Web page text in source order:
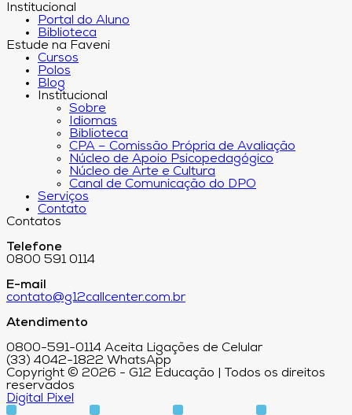
Institucional
Portal do Aluno
Biblioteca
Estude na Faveni
Cursos
Polos
Blog
Institucional
Sobre
Idiomas
Biblioteca
CPA – Comissão Própria de Avaliação
Núcleo de Apoio Psicopedagógico
Núcleo de Arte e Cultura
Canal de Comunicação do DPO
Serviços
Contato
Contatos
Telefone
0800 591 0114
E-mail
contato@g12callcenter.com.br
Atendimento
0800-591-0114 Aceita Ligações de Celular
(33) 4042-1822 WhatsApp
Copyright © 2026 - G12 Educação | Todos os direitos
reservados
Digital Pixel